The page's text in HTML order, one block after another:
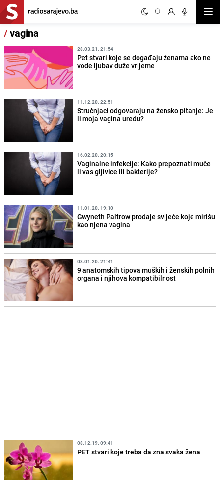
/vagina
28.03.21. 21:54
Pet stvari koje se događaju ženama ako ne
vode ljubav duže vrijeme
11.12.20. 22:51
Stručnjaci odgovaraju na žensko pitanje: Je
li moja vagina uredu?
16.02.20. 20:15
Vaginalne infekcije: Kako prepoznati muče
li vas gljivice ili bakterije?
11.01.20. 19:10
Gwyneth Paltrow prodaje svijeće koje mirišu
kao njena vagina
08.01.20. 21:41
9 anatomskih tipova muških i ženskih polnih
organa i njihova kompatibilnost
08.12.19. 09:41
PET stvari koje treba da zna svaka žena